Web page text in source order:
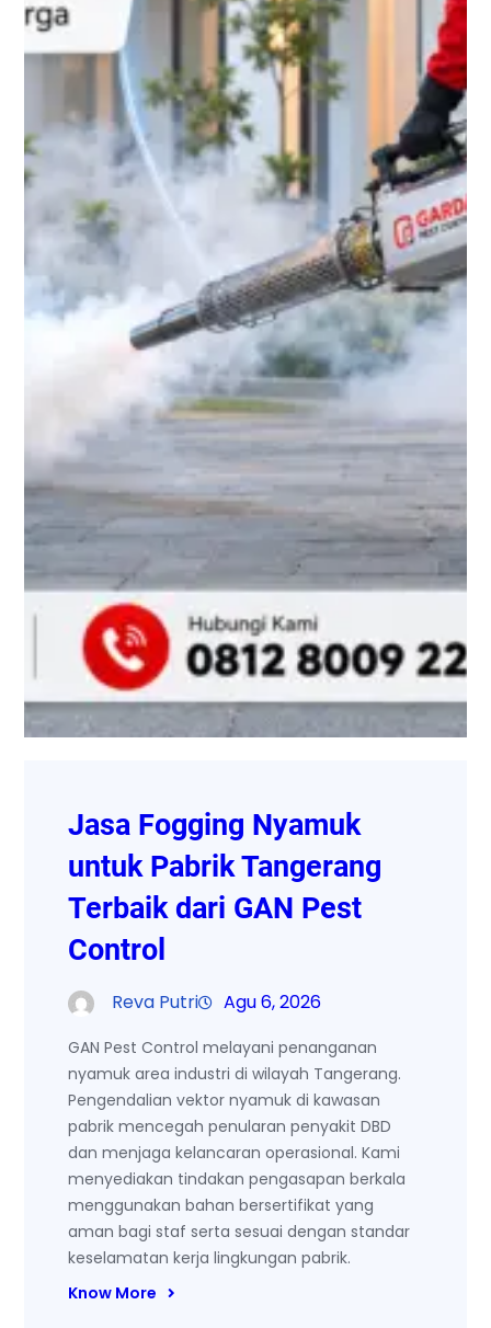
Jasa Fogging Nyamuk
untuk Pabrik Tangerang
Terbaik dari GAN Pest
Control
Reva Putri Agu 6, 2026
GAN Pest Control melayani penanganan
nyamuk area industri di wilayah Tangerang.
Pengendalian vektor nyamuk di kawasan
pabrik mencegah penularan penyakit DBD
dan menjaga kelancaran operasional. Kami
menyediakan tindakan pengasapan berkala
menggunakan bahan bersertifikat yang
aman bagi staf serta sesuai dengan standar
keselamatan kerja lingkungan pabrik.
Know More